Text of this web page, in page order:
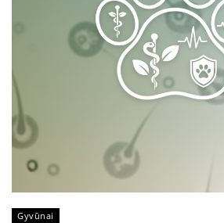
Gyvūnai